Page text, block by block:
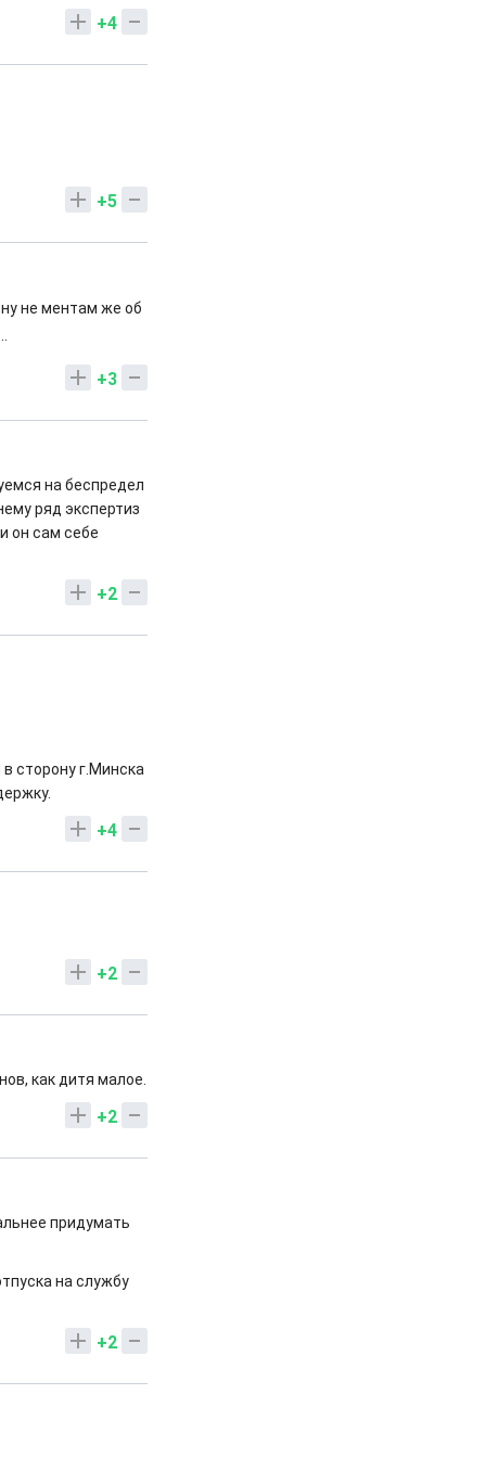
+4
+5
ну не ментам же об
+3
на беспредел
ряд экспертиз
он сам себе
+2
сторону г.Минска
+4
+2
как дитя малое.
+2
придумать
на службу
+2